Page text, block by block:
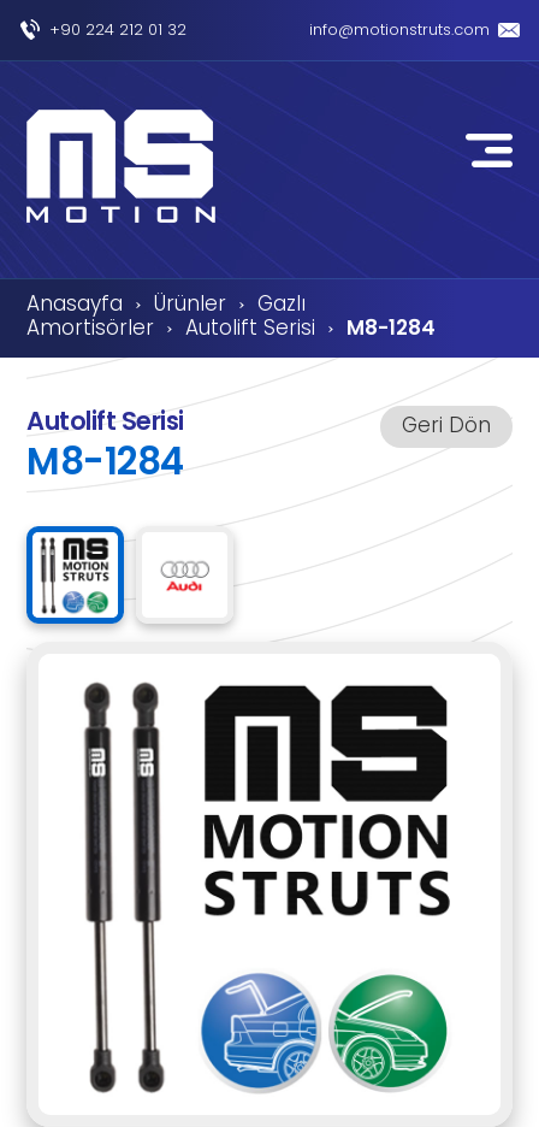
+90 224 212 01 32 info@motionstruts.com
Anasayfa › Ürünler › Gazlı
Amortisörler › Autolift Serisi › M8-1284
Geri Dön
Autolift Serisi
M8-1284